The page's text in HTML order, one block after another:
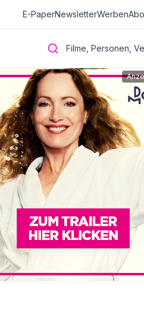
E-PaperNewsletterWerbenAbo
Filme, Personen,